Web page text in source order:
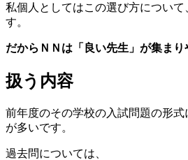
私個人としてはこの選び方について
す。
だからＮＮは「良い先生」が集まり
扱う内容
前年度のその学校の入試問題の形
が多いです。
過去問については、